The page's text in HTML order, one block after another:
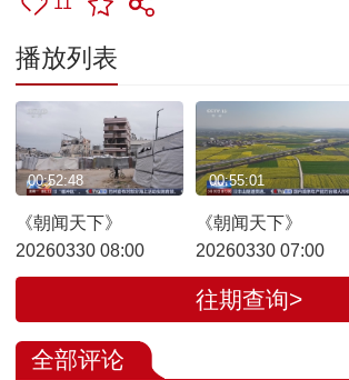
播放列表
《朝闻天下》
20260330 08:00
00:52:48
《朝闻天下》
20260330 07:00
00:55:01
往期查询>
全部评论